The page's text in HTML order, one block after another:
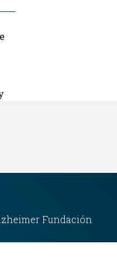
Fundación